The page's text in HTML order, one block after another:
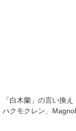
「白木蘭 」の言い換
ハクモクレン